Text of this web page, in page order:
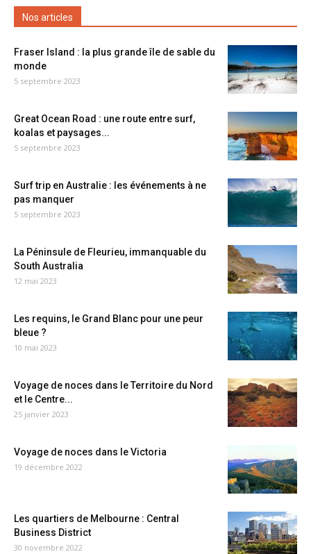
Nos articles
Fraser Island : la plus grande île de sable du
monde
5 septembre 2023
Great Ocean Road : une route entre surf,
koalas et paysages...
5 septembre 2023
Surf trip en Australie : les événements à ne
pas manquer
5 septembre 2023
La Péninsule de Fleurieu, immanquable du
South Australia
12 mai 2023
Les requins, le Grand Blanc pour une peur
bleue ?
10 mai 2023
Voyage de noces dans le Territoire du Nord
et le Centre...
25 janvier 2023
Voyage de noces dans le Victoria
19 décembre 2022
Les quartiers de Melbourne : Central
Business District
30 novembre 2022